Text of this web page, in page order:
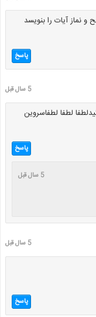
نماز آیات را بنویسد
پاسخ
5 سال قبل
لطفا لطفاسروین
پاسخ
5 سال قبل
5 سال قبل
پاسخ